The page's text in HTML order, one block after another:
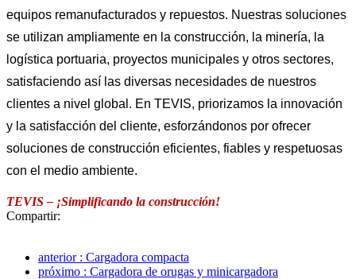
equipos remanufacturados y repuestos. Nuestras soluciones
se utilizan ampliamente en la construcción, la minería, la
logística portuaria, proyectos municipales y otros sectores,
satisfaciendo así las diversas necesidades de nuestros
clientes a nivel global. En TEVIS, priorizamos la innovación
y la satisfacción del cliente, esforzándonos por ofrecer
soluciones de construcción eficientes, fiables y respetuosas
con el medio ambiente.
TEVIS – ¡Simplificando la construcción!
Compartir:
anterior : Cargadora compacta
próximo : Cargadora de orugas y minicargadora